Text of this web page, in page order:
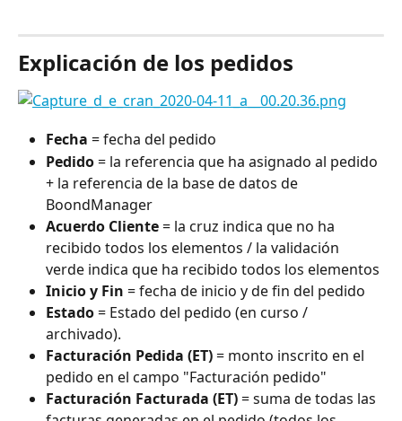
Explicación de los pedidos
Fecha = fecha del pedido
Pedido = la referencia que ha asignado al pedido
+ la referencia de la base de datos de
BoondManager
Acuerdo Cliente = la cruz indica que no ha
recibido todos los elementos / la validación
verde indica que ha recibido todos los elementos
Inicio y Fin = fecha de inicio y de fin del pedido
Estado = Estado del pedido (en curso /
archivado).
Facturación Pedida (ET) = monto inscrito en el
pedido en el campo "Facturación pedido"
Facturación Facturada (ET) = suma de todas las